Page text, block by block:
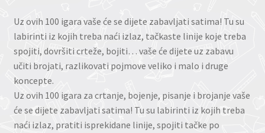
Uz ovih 100 igara vaše će se dijete zabavljati satima! Tu su
labirinti iz kojih treba naći izlaz, tačkaste linije koje treba
spojiti, dovršiti crteže, bojiti… vaše će dijete uz zabavu
učiti brojati, razlikovati pojmove veliko i malo i druge
koncepte.
Uz ovih 100 igara za crtanje, bojenje, pisanje i brojanje vaše
će se dijete zabavljati satima! Tu su labirinti iz kojih treba
naći izlaz, pratiti isprekidane linije, spojiti tačke po